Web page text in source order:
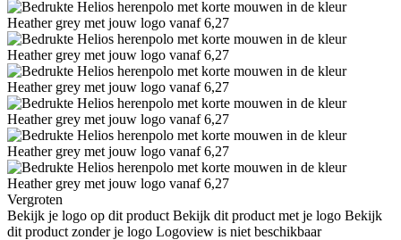
Vergroten
Bekijk je logo op dit product Bekijk dit product met je logo Bekijk
dit product zonder je logo Logoview is niet beschikbaar